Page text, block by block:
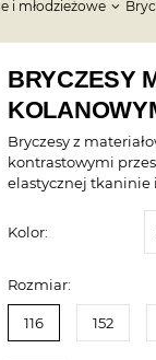
i młodzieżowe
BRYCZESY
Bryczesy z
kontrastowymi
elastycznej tkaninie
Kolor:
Rozmiar:
116 152